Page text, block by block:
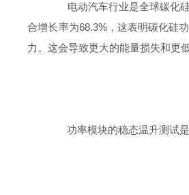
电动汽车行业是全球碳化硅
合增长率为68.3%，这表明碳化硅
力。这会导致更大的能量损失和更
功率模块的稳态温升测试